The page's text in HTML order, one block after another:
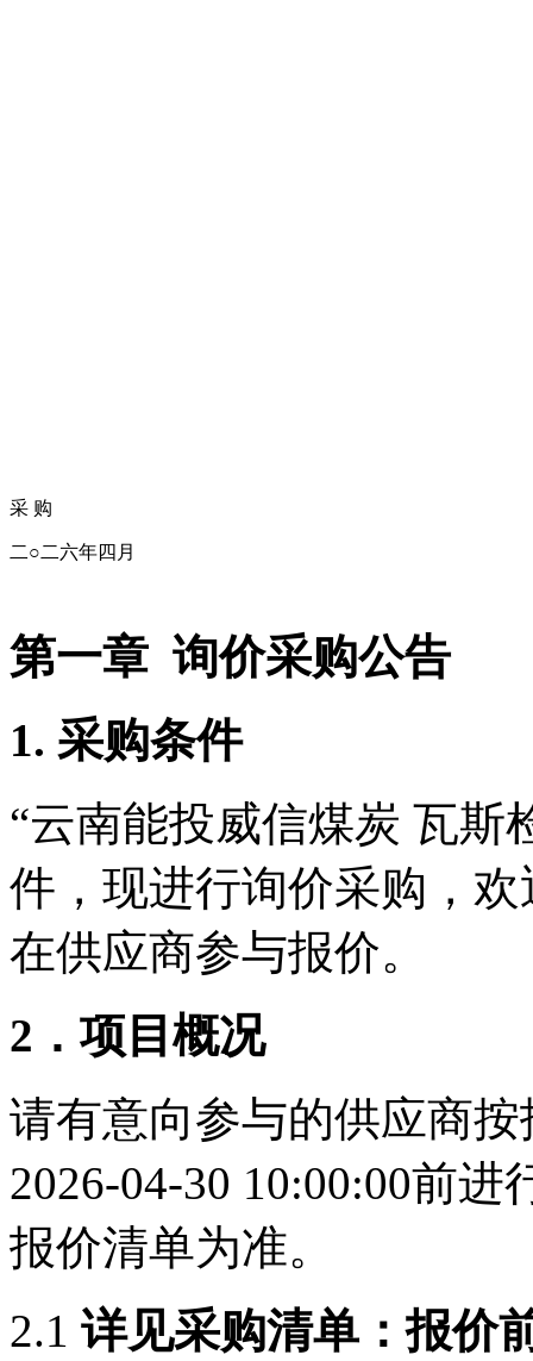
采 购
二○二六年四 月
第一章 询价采购公告
1. 采购条件
“云南能投威信煤炭 瓦斯
件，现进行询价采购 ，欢
在供应商参与报价。
2．项目概况
请有意向参与的供应商
2026-04-30 10:00:00前进
报价清单为准。
2.1 详见采购清单：报价